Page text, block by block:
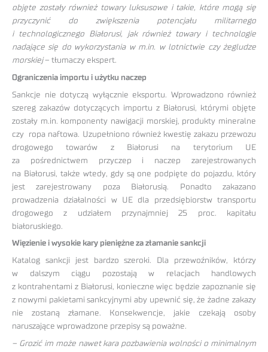
objęte zostały również towary luksusowe i takie, które mogą się
przyczynić do zwiększenia potencjału militarnego
i technologicznego Białorusi, jak również towary i technologie
nadające się do wykorzystania w m.in. w lotnictwie czy żegludze
morskiej– tłumaczy ekspert.
Ograniczenia importu i użytku naczep
Sankcje nie dotyczą wyłącznie eksportu. Wprowadzono również
szereg zakazów dotyczących importu z Białorusi, którymi objęte
zostały m.in. komponenty nawigacji morskiej, produkty mineralne
czy ropa naftowa. Uzupełniono również kwestię zakazu przewozu
drogowego towarów z Białorusi na terytorium UE
za pośrednictwem przyczep i naczep zarejestrowanych
na Białorusi, także wtedy, gdy są one podpięte do pojazdu, który
jest zarejestrowany poza Białorusią. Ponadto zakazano
prowadzenia działalności w UE dla przedsiębiorstw transportu
drogowego z udziałem przynajmniej 25 proc. kapitału
białoruskiego.
Więzienie i wysokie kary pieniężne za złamanie sankcji
Katalog sankcji jest bardzo szeroki. Dla przewoźników, którzy
w dalszym ciągu pozostają w relacjach handlowych
z kontrahentami z Białorusi, konieczne więc będzie zapoznanie się
z nowymi pakietami sankcyjnymi aby upewnić się, że żadne zakazy
nie zostaną złamane. Konsekwencje, jakie czekają osoby
naruszające wprowadzone przepisy są poważne.
– Grozić im może nawet kara pozbawienia wolności o minimalnym